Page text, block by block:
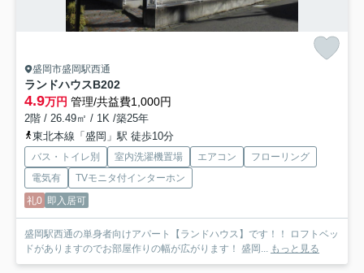
盛岡市盛岡駅西通
ランドハウスB202
4.9万円 管理/共益費1,000円
2階 / 26.49㎡ / 1K /築25年
東北本線「盛岡」駅 徒歩10分
バス・トイレ別 室内洗濯機置場 エアコン
フローリング
電気有
TVモニタ付インターホン
礼0 即入居可
盛岡駅西通の単身者向けアパート【ランドハウス】です！！ ロフトベッ
ドがありますのでお部屋作りの幅が広がります！ 盛岡... もっと見る